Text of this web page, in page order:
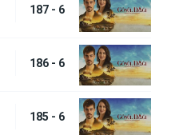
6 - 187
6 - 186
6 - 185